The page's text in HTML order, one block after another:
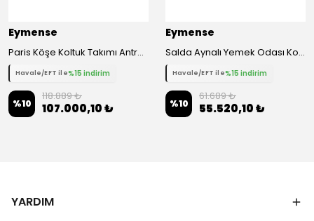
Eymense
Paris Köşe Koltuk Takımı Antrasit Sağ Köşe Keten
Havale/EFT ile%15 indirim
%10
118.889 ₺
107.000,10 ₺
Eymense
Salda Aynalı Yemek Odası Konsolu
Havale/EFT ile%15 indirim
%10
61.689 ₺
55.520,10 ₺
YARDIM